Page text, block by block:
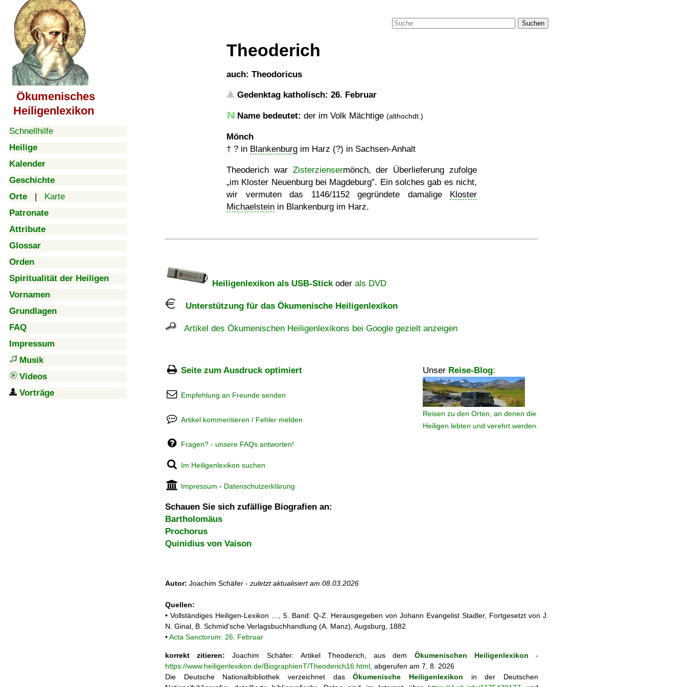
Ökumenisches
Heiligenlexikon
Schnellhilfe
Heilige
Kalender
Geschichte
Orte | Karte
Patronate
Attribute
Glossar
Orden
Spiritualität der Heiligen
Vornamen
Grundlagen
FAQ
Impressum
Musik
Videos
Vorträge
Suchen
Theoderich
auch: Theodoricus
Gedenktag katholisch: 26. Februar
Name bedeutet: der im Volk Mächtige (althochdt.)
Mönch
† ? in Blankenburg im Harz (?) in Sachsen-Anhalt
Theoderich war Zisterziensermönch, der Überlieferung zufolge
im Kloster Neuenburg bei Magdeburg . Ein solches gab es nicht,
wir vermuten das 1146/1152 gegründete damalige Kloster
Michaelstein in Blankenburg im Harz.
Heiligenlexikon als USB-Stickoder als DVD
Unterstützung für das Ökumenische Heiligenlexikon
Artikel des Ökumenischen Heiligenlexikons bei Google gezielt anzeigen
Seite zum Ausdruck optimiert Unser Reise-Blog:
Reisen zu den Orten, an denen die
Heiligen lebten und verehrt werden.
Empfehlung an Freunde senden
Artikel kommentieren / Fehler melden
Fragen? - unsere FAQs antworten!
Im Heiligenlexikon suchen
Impressum - Datenschutzerklärung
Schauen Sie sich zufällige Biografien an:
Bartholomäus
Prochorus
Quinidius von Vaison
Autor: Joachim Schäfer - zuletzt aktualisiert am 08.03.2026
Quellen:
• Vollständiges Heiligen-Lexikon …, 5. Band: Q-Z. Herausgegeben von Johann Evangelist Stadler, Fortgesetzt von J.
N. Ginal, B. Schmid'sche Verlagsbuchhandlung (A. Manz), Augsburg, 1882
•Acta Sanctorum: 26. Februar
korrekt zitieren: Joachim Schäfer: ArtikelTheoderich, aus dem Ökumenischen Heiligenlexikon -
https://www.heiligenlexikon.de/BiographienT/Theoderich16.html , abgerufen am 7. 8. 2026
Die Deutsche Nationalbibliothek verzeichnet dasÖkumenische Heiligenlexikon in der Deutschen